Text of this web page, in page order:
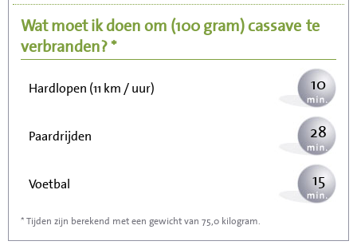
Wat moet ik doen om (100 gram)cassave te
verbranden? *
Wandelen (5 km/uur) 25
Hardlopen (11 km / uur) 10
Paardrijden 28
Voetbal 15
Stofzuigen
* Tijden zijn berekend met een gewicht van 75,0 kilogram.